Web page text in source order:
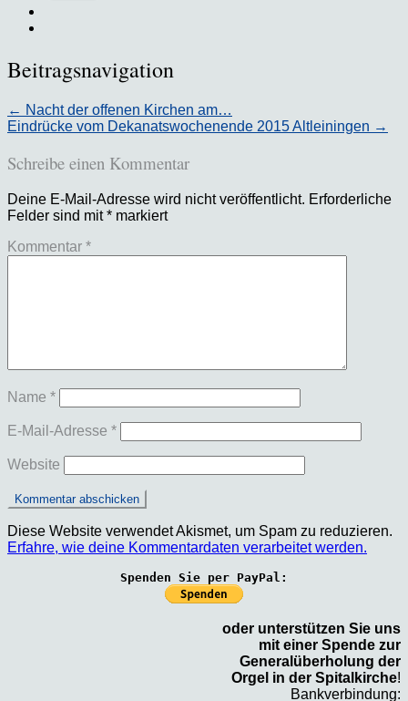
Beitragsnavigation
← Nacht der offenen Kirchen am…
Eindrücke vom Dekanatswochenende 2015 Altleiningen →
Schreibe einen Kommentar
Deine E-Mail-Adresse wird nicht veröffentlicht. Erforderliche
Felder sind mit* markiert
Kommentar *
Name *
E-Mail-Adresse *
Website
Diese Website verwendet Akismet, um Spam zu reduzieren.
Erfahre, wie deine Kommentardaten verarbeitet werden.
Spenden Sie per PayPal:
oder unterstützen Sie uns
mit einer Spende zur
Generalüberholung der
Orgel in der Spitalkirche!
Bankverbindung: